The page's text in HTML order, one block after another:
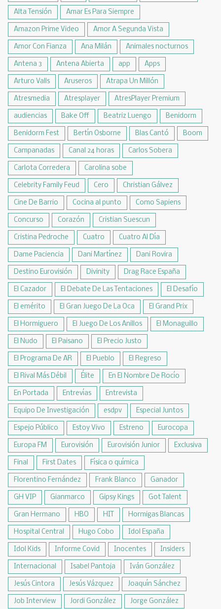
Alta Tensión Amar Es Para Siempre
Amazon Prime Video Amor A Segunda Vista
Amor Con Fianza Ana Milán Animales nocturnos
Antena 3 Antena Abierta app Apps
Arturo Valls Aruseros Atrapa Un Millón
Atresmedia Atresplayer AtresPlayer Premium
audiencias Bake Off Beatriz Luengo Benidorm
Benidorm Fest Bertín Osborne Blas Cantó Boom
Campanadas Canal 24 horas Carlos Sobera
Carlota Corredera Carolina sobe
Celebrity Family Feud Cero Christian Gálvez
Cine De Barrio Cocina al punto Como Sapiens
Concurso Corazón Cristian Suescun
Cristina Pedroche Cuatro Cuatro Al Día
Dame Paciencia Dani Martínez Dani Rovira
Destino Eurovisión Divinity Drag Race España
El Cazador El Debate De Las Tentaciones El Desafío
El emérito El Gran Juego De La Oca El Grand Prix
El Hormiguero El Juego De Los Anillos El Monaguillo
El Nudo El Paisano El Precio Justo
El Programa De AR El Pueblo El Regreso
El Rival Más Débil Élite En El Nombre De Rocío
En Portada Entrevías Entrevista
Equipo De Investigación esdpv Especial Juntos
Espejo Público Estoy Vivo Estreno Eurocopa
Europa FM Eurovisión Eurovisión Junior Exclusiva
Final First Dates Física o química
Florentino Fernández Frank Blanco Ganador
GH VIP Gianmarco Gipsy Kings Got Talent
Gran Hermano HBO HIT Hormigas Blancas
Hospital Central Hugo Cobo Idol España
Idol Kids Informe Covid Inocentes Insiders
Internacional Isabel Pantoja Iván González
Jesús Cintora Jesús Vázquez Joaquín Sánchez
Job Interview Jordi González Jorge González